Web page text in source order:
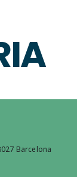
Barcelona